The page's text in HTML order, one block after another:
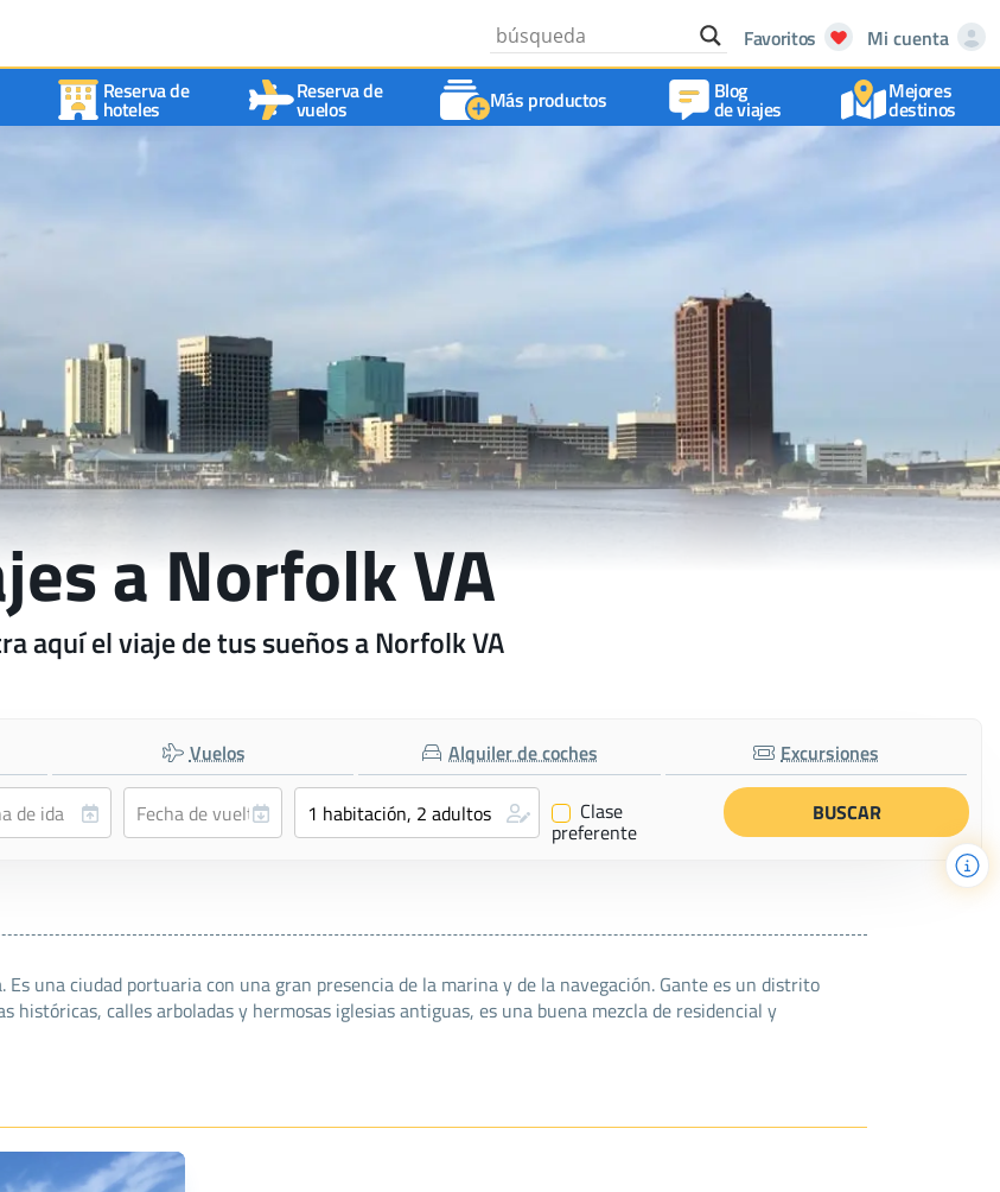
Favoritos
Mi cuenta
Reserva de
hoteles
Reserva de
vuelos Más productos Blog
de viajes
Mejores
destinos
a Norfolk VA
aquí el viaje de tus sueños a Norfolk VA
Vuelos Alquiler de coches Excursiones
✔ Clase
preferente
una ciudad portuaria con una gran presencia de la marina y de la navegación. Gante es un distrito
históricas, calles arboladas y hermosas iglesias antiguas, es una buena mezcla de residencial y